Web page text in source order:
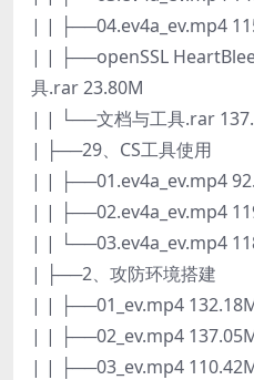
| | ├──04.ev4a_ev.mp4
| | ├──openSSL
具.rar 23.80M
| | └──文档与工具.rar
| ├──29、CS工具使用
| | ├──01.ev4a_ev.mp4
| | ├──02.ev4a_ev.mp4
| | └──03.ev4a_ev.mp4
| ├──2、攻防环境搭建
| | ├──01_ev.mp4
| | ├──02_ev.mp4
| | ├──03_ev.mp4